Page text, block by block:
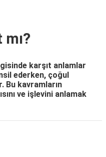
karşıt anlamlar
ederken, çoğul
Bu kavramların
ve işlevini anlamak